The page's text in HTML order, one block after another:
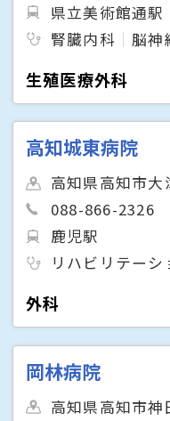
県立美術館通駅
腎臓内科
脳神
生殖医療外科
高知城東病院
高知県高知市大
088-866-2326
鹿児駅
リハビリテーシ
外科
岡林病院
高知県高知市神